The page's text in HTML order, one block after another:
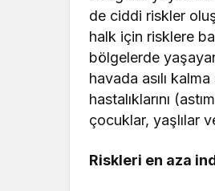
de ciddi riskler
halk için risklere
bölgelerde
havada asılı
hastalıklarını
çocuklar, yaşlılar
Riskleri en aza